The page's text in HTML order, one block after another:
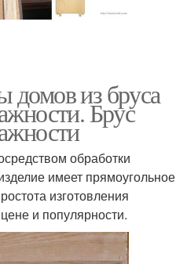
из бруса
Брус
обработки
имеет прямоугольное
изготовления
и популярности.